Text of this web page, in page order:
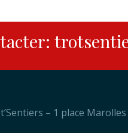
– 1 place Marolles